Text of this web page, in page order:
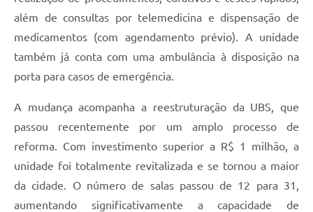
Ouvidorias
Postos de Atendimento ao Trabalhador (PAT)
PPA - Plano Plurianual 2026 / 2029
PROCON SR
Qualifica São Roque
Sala do Empreendedor - Licenciamento Municipal para MEI
SEBRAE Aqui
além de consultas por telemedicina e dispensação de
medicamentos (com agendamento prévio). A unidade
também já conta com uma ambulância à disposição na
porta para casos de emergência.
A mudança acompanha a reestruturação da UBS, que
passou recentemente por um amplo processo de
reforma. Com investimento superior a R$ 1 milhão, a
unidade foi totalmente revitalizada e se tornou a maior
da cidade. O número de salas passou de 12 para 31,
aumentando significativamente a capacidade de